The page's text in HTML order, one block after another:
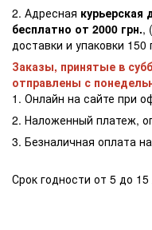
2. Адресная курьерская
бесплатно от 2000 грн.,
доставки и упаковки 150
Заказы, принятые в
отправлены с
1. Онлайн на сайте при
2. Наложенный платеж,
3. Безналичная оплата
Срок годности от 5 до 15